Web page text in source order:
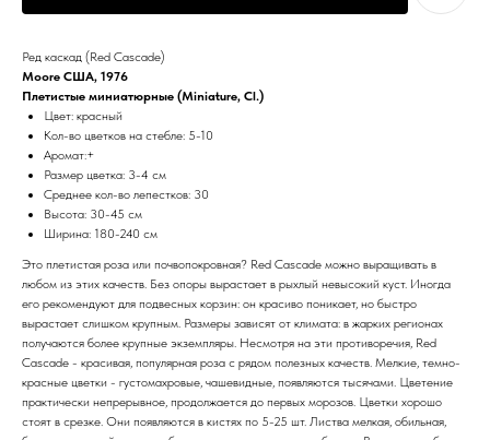
Ред каскад (Red Cascade)
Moore США, 1976
Плетистые миниатюрные (Miniature, Cl.)
Цвет: красный
Кол-во цветков на стебле: 5-10
Аромат:+
Размер цветка: 3-4 см
Среднее кол-во лепестков: 30
Высота: 30-45 см
Ширина: 180-240 см
Это плетистая роза или почвопокровная? Red Cascade можно выращивать в
любом из этих качеств. Без опоры вырастает в рыхлый невысокий куст. Иногда
его рекомендуют для подвесных корзин: он красиво поникает, но быстро
вырастает слишком крупным. Размеры зависят от климата: в жарких регионах
получаются более крупные экземпляры. Несмотря на эти противоречия, Red
Cascade - красивая, популярная роза с рядом полезных качеств. Мелкие, темно-
красные цветки - густомахровые, чашевидные, появляются тысячами. Цветение
практически непрерывное, продолжается до первых морозов. Цветки хорошо
стоят в срезке. Они появляются в кистях по 5-25 шт. Листва мелкая, обильная,